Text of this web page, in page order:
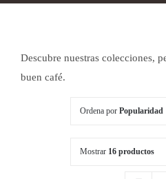
Descubre nuestras colecciones,
buen café.
Ordena por Popularidad
Mostrar 16 productos